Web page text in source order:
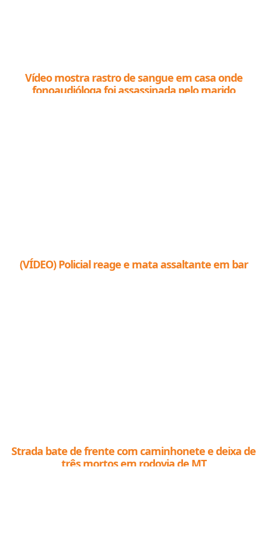
Vídeo mostra rastro de sangue em casa onde
fonoaudióloga foi assassinada pelo marido
(VÍDEO) Policial reage e mata assaltante em bar
Strada bate de frente com caminhonete e deixa de
três mortos em rodovia de MT